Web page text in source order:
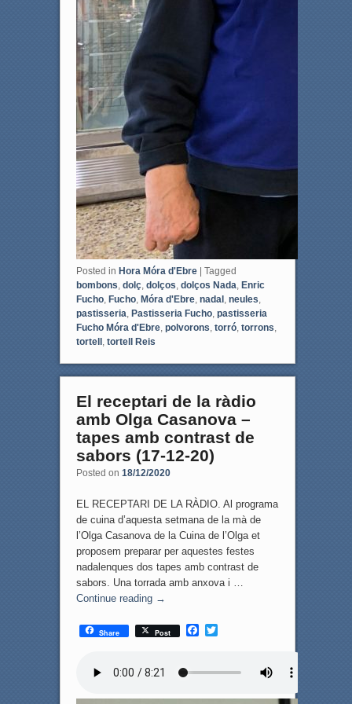
Posted in Hora Móra d'Ebre | Tagged
bombons dolç, dolços dolços Nada Enric
Fucho, Fucho, Móra d'Ebre, nadal, neules
pastisseria Pastisseria Fucho, pastisseria
Fucho Móra d'Ebre, polvorons torró, torrons
tortell, tortell Reis
El receptari de la ràdio
amb Olga Casanova –
tapes amb contrast de
sabors (17-12-20)
Posted on 18/12/2020
EL RECEPTARI DE LA RÀDIO. Al programa
de cuina d’aquesta setmana de la mà de
l’Olga Casanova de la Cuina de l’Olga et
proposem preparar per aquestes festes
nadalenques dos tapes amb contrast de
sabors. Una torrada amb anxova i …
Continue reading →
Share Post
F
T